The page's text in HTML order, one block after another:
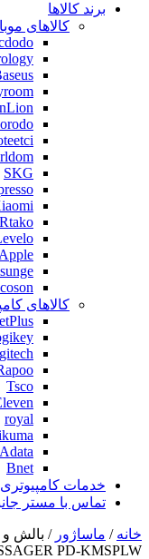
برند کالاها
کالاهای
SKG
Rtako
Apple
کالاهای
Tsco
royal
Adata
Bnet
خدمات کامپیوتری
تماس با مستر
خانه / ماساژور
PD-KMSPLW